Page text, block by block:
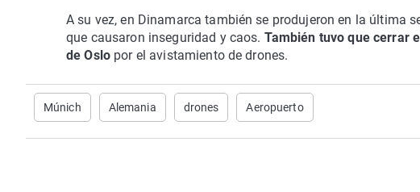
A su vez, en Dinamarca también se produjeron en la última
que causaron inseguridad y caos. También tuvo que cerrar
de Oslo por el avistamiento de drones.
Múnich Alemania drones Aeropuerto